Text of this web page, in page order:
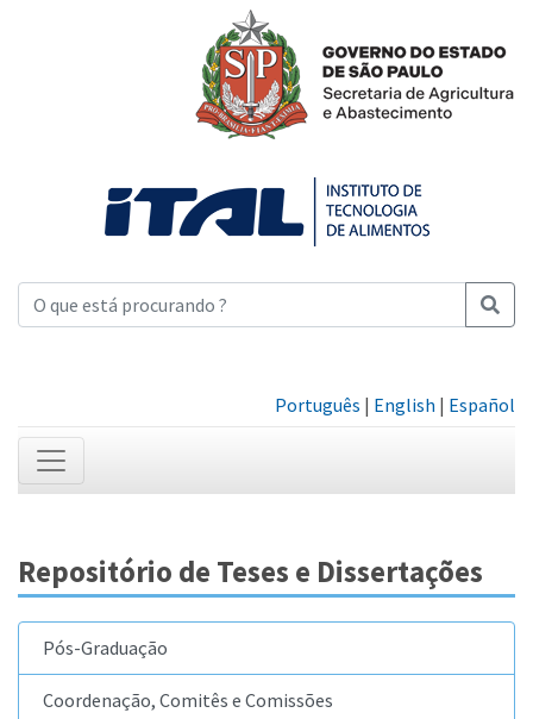
Português | English | Español
Repositório de Teses e Dissertações
Pós-Graduação
Coordenação, Comitês e Comissões